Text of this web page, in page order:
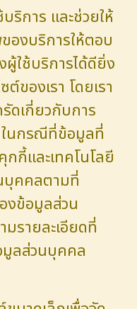
ริการ และช่วยให้
องบริการให้ตอบ
ใช้บริการได้ดียิ่ง
ต์ของเรา โดยเรา
ดเกี่ยวกับการ
นกรณีที่ข้อมูลที่
กี้และเทคโนโลยี
คคลตามที่
งข้อมูลส่วน
มรายละเอียดที่
มูลส่วนบุคคล